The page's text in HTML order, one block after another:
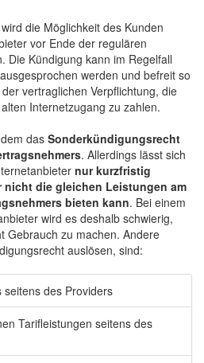
die Möglichkeit des Kunden
vor Ende der regulären
Die Kündigung kann im Regelfall
werden und befreit so
vertraglichen Verpflichtung, die
Internetzugang zu zahlen.
das Sonderkündigungsrecht
. Allerdings lässt sich
nur kurzfristig
die gleichen Leistungen am
bieten kann. Bei einem
wird es deshalb schwierig,
Gebrauch zu machen. Andere
auslösen, sind:
des Providers
Tarifleistungen seitens des